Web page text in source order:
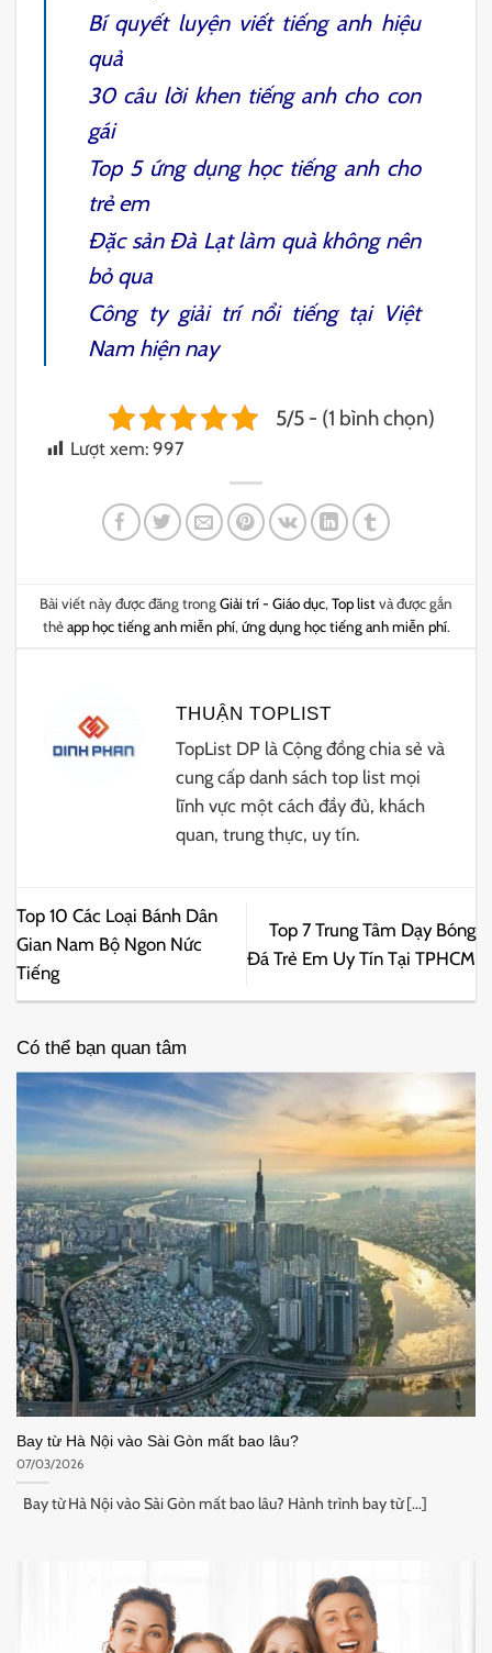
Bí quyết luyện viết tiếng anhhiệu
quả
30 câu lời khen tiếng anh cho con
gái
Top 5 ứng dụng học tiếng anh cho
trẻ em
Đặc sản Đà Lạtlàm quà không nên
bỏ qua
Công ty giải trínổi tiếng tại Việt
Nam hiện nay
5/5 - (1 bình chọn)
Lượt xem: 997
Bài viết này được đăng trongGiải trí - Giáo dục, Top listvà được gắn
thẻapp học tiếng anh miễn phí, ứng dụng học tiếng anh miễn phí.
THUẬN TOPLIST
TopList DP là Cộng đồng chia sẻ và
cung cấp danh sách top list mọi
lĩnh vực một cách đầy đủ, khách
quan, trung thực, uy tín.
Top 10 Các Loại Bánh Dân
Gian Nam Bộ Ngon Nức
Tiếng
Top 7 Trung Tâm Dạy Bóng
Đá Trẻ Em Uy Tín Tại TPHCM
Có thể bạn quan tâm
Bay từ Hà Nội vào Sài Gòn mất bao lâu?
07/03/2026
Bay từ Hà Nội vào Sài Gòn mất bao lâu? Hành trình bay từ [...]